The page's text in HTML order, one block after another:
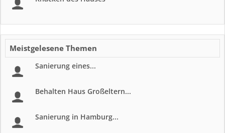
Meistgelesene Themen
Sanierung eines...
Behalten Haus Großeltern...
Sanierung in Hamburg...